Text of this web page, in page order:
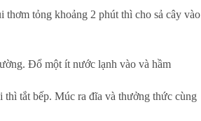
tỏng khoảng 2 phút thì cho sả cây vào
Đổ một ít nước lạnh vào và hầm
tắt bếp. Múc ra đĩa và thưởng thức cùng